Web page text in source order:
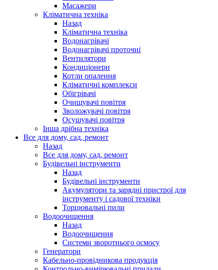
Масажери
Кліматична техніка
Назад
Кліматична техніка
Водонагрівачі
Водонагрівачі проточні
Вентилятори
Кондиціонери
Котли опалення
Кліматичні комплекси
Обігрівачі
Очищувачі повітря
Зволожувачі повітря
Осушувачі повітря
Інша дрібна техніка
Все для дому, сад, ремонт
Назад
Все для дому, сад, ремонт
Будівельні інструменти
Назад
Будівельні інструменти
Акумулятори та зарядні пристрої для
інструменту і садової техніки
Торцювальні пили
Водоочищення
Назад
Водоочищення
Системи зворотнього осмосу
Генератори
Кабельно-провідникова продукція